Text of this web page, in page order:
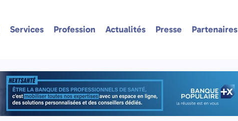
Services Profession Actualités Presse Partenaires